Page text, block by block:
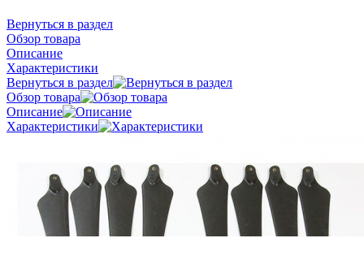
Вернуться в раздел
Обзор товара
Описание
Характеристики
Вернуться в раздел
Обзор товара
Описание
Характеристики